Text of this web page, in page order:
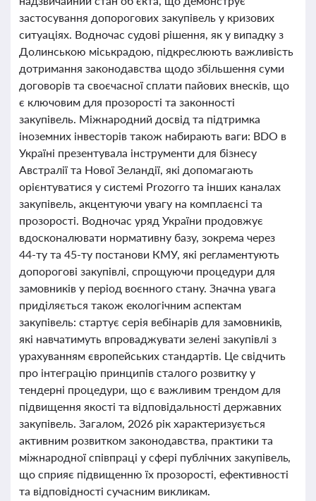
застосування допорогових закупівель у кризових
ситуаціях. Водночас судові рішення, як у випадку з
Долинською міськрадою, підкреслюють важливість
дотримання законодавства щодо збільшення суми
договорів та своєчасної сплати пайових внесків, що
є ключовим для прозорості та законності
закупівель. Міжнародний досвід та підтримка
іноземних інвесторів також набирають ваги: BDO в
Україні презентувала інструменти для бізнесу
Австралії та Нової Зеландії, які допомагають
орієнтуватися у системі Prozorro та інших каналах
закупівель, акцентуючи увагу на комплаєнсі та
прозорості. Водночас уряд України продовжує
вдосконалювати нормативну базу, зокрема через
44-ту та 45-ту постанови КМУ, які регламентують
допорогові закупівлі, спрощуючи процедури для
замовників у період воєнного стану. Значна увага
приділяється також екологічним аспектам
закупівель: стартує серія вебінарів для замовників,
які навчатимуть впроваджувати зелені закупівлі з
урахуванням європейських стандартів. Це свідчить
про інтеграцію принципів сталого розвитку у
тендерні процедури, що є важливим трендом для
підвищення якості та відповідальності державних
закупівель. Загалом, 2026 рік характеризується
активним розвитком законодавства, практики та
міжнародної співпраці у сфері публічних закупівель,
що сприяє підвищенню їх прозорості, ефективності
та відповідності сучасним викликам.